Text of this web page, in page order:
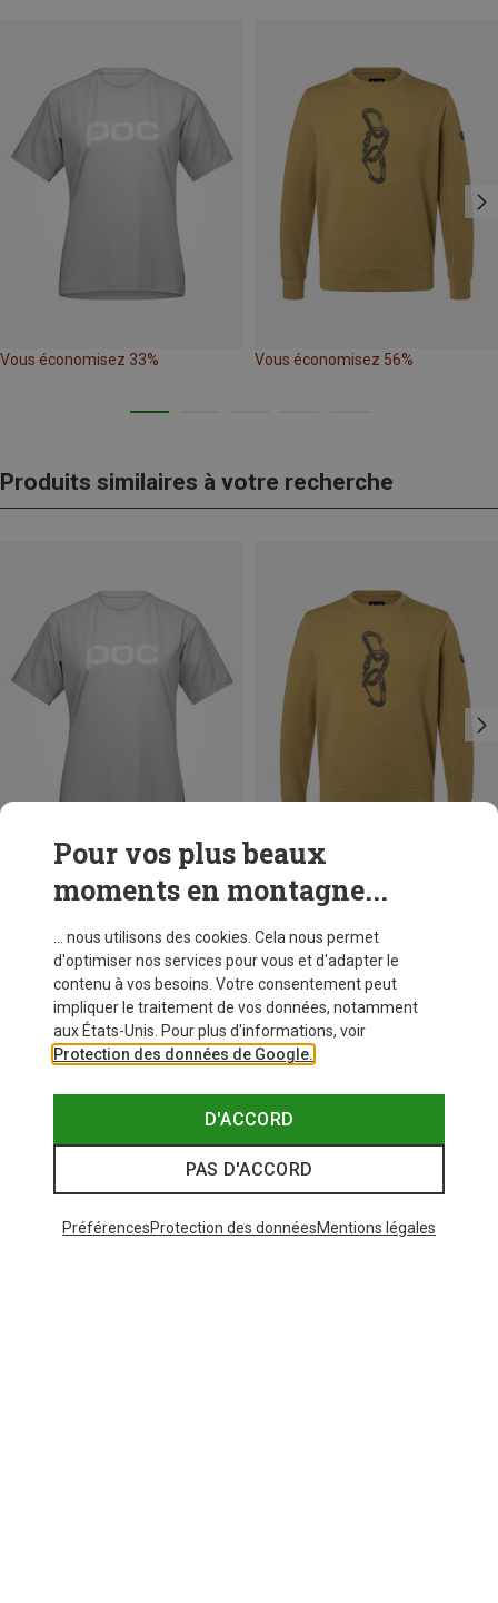
Vous économisez 33% Vous économisez 56%
Produits similaires à votre recherche
Vous économisez 33% Vous économisez 56%
Pour vos plus beaux
moments en montagne...
... nous utilisons des cookies. Cela nous permet
d'optimiser nos services pour vous et d'adapter le
contenu à vos besoins. Votre consentement peut
impliquer le traitement de vos données, notamment
aux États-Unis. Pour plus d'informations, voir
Protection des données de Google.
D'ACCORD
PAS D'ACCORD
PréférencesProtection des donnéesMentions légales